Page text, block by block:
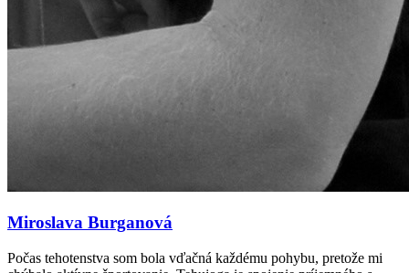
Miroslava Burganová
Počas tehotenstva som bola vďačná každému pohybu, pretože mi